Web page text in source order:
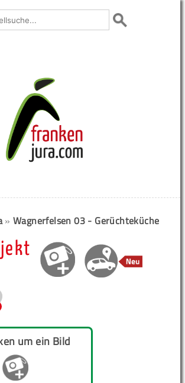
»Wagnerfelsen 03 - Gerüchteküche
um ein Bild